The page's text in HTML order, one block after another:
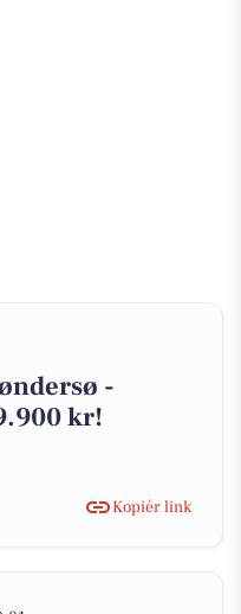
-
kr!
Kopiér link